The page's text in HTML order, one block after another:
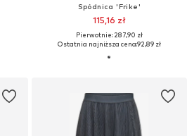
Spódnica 'Frike'
115,16 zł
Pierwotnie: 287,90 zł
Ostatnia najniższa cena:92,89 zł